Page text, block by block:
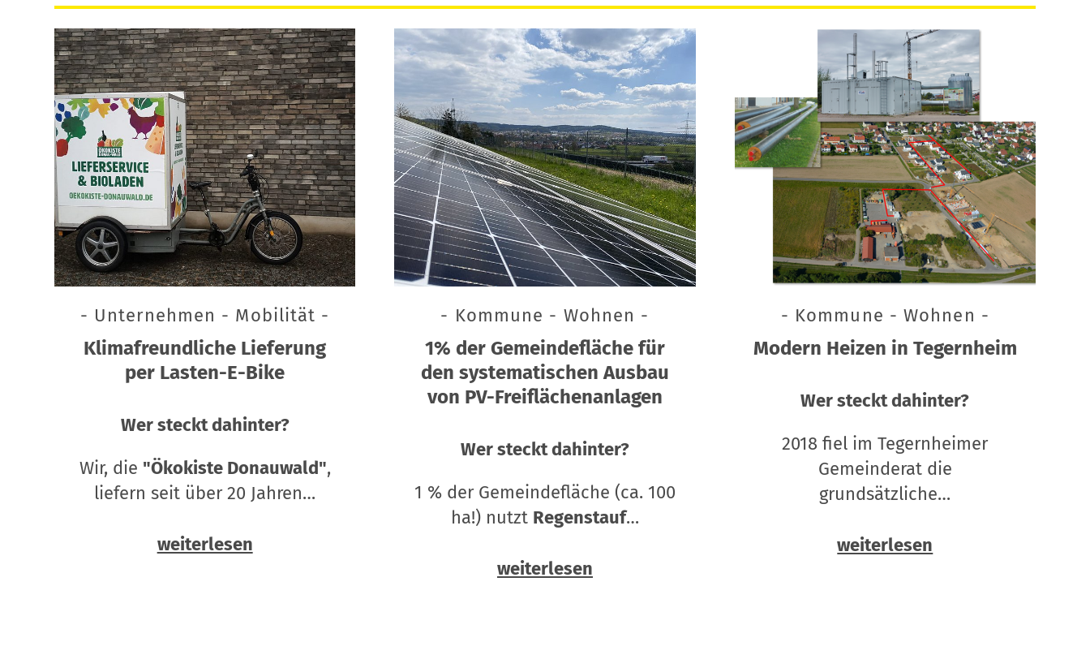
- Unternehmen - Mobilität -
Klimafreundliche Lieferung
per Lasten-E-Bike
Wer steckt dahinter?
Wir, die "Ökokiste Donauwald",
liefern seit über 20 Jahren…
weiterlesen
- Kommune - Wohnen -
1% der Gemeindefläche für
den systematischen Ausbau
von PV-Freiflächenanlagen
Wer steckt dahinter?
1 % der Gemeindefläche (ca. 100
ha!) nutzt Regenstauf…
weiterlesen
- Kommune - Wohnen -
Modern Heizen in Tegernheim
Wer steckt dahinter?
2018 fiel im Tegernheimer
Gemeinderat die
grundsätzliche…
weiterlesen